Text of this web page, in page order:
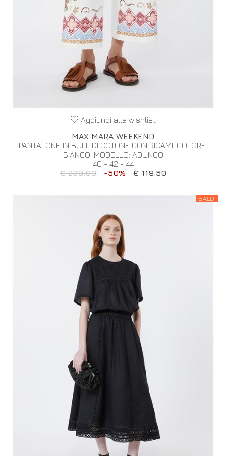
Aggiungi alla wishlist
MAX MARA WEEKEND
PANTALONE IN BULL DI COTONE CON RICAMI. COLORE:
BIANCO. MODELLO: ADUNCO
40 - 42 - 44
€ 239.00
-50% € 119.50
SALDI